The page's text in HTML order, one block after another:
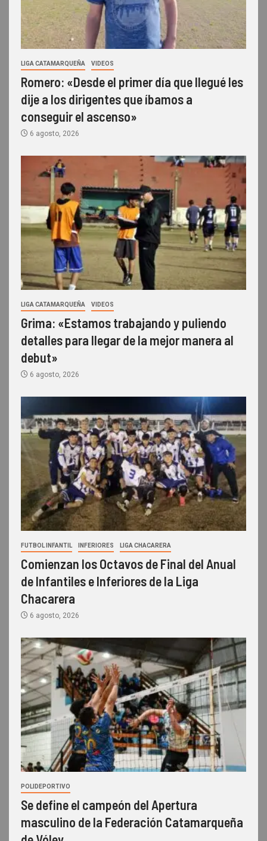
LIGA CATAMARQUEÑA VIDEOS
Romero: «Desde el primer día que llegué les
dije a los dirigentes que íbamos a
conseguir el ascenso»
6 agosto, 2026
LIGA CATAMARQUEÑA VIDEOS
Grima: «Estamos trabajando y puliendo
detalles para llegar de la mejor manera al
debut»
6 agosto, 2026
FUTBOL INFANTIL INFERIORES LIGA CHACARERA
Comienzan los Octavos de Final del Anual
de Infantiles e Inferiores de la Liga
Chacarera
6 agosto, 2026
POLIDEPORTIVO
Se define el campeón del Apertura
masculino de la Federación Catamarqueña